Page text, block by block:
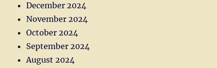
December 2024
November 2024
October 2024
September 2024
August 2024